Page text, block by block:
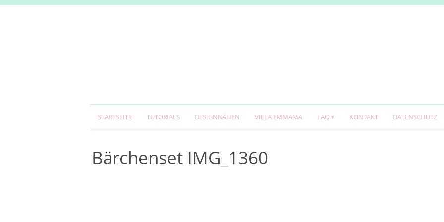
STARTSEITE TUTORIALS DESIGNNÄHEN VILLA EMMAMA FAQ KONTAKT DATENSCHUTZ
Bärchenset IMG_1360